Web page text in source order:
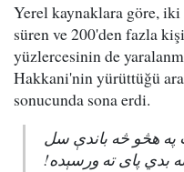
Yerel kaynaklara göre, iki
süren ve 200'den fazla
yüzlercesinin de
Hakkani'nin yürüttüğü
sonucunda sona erdi.
په هڅو څه باندې سل
بدي پای ته ورسېده!